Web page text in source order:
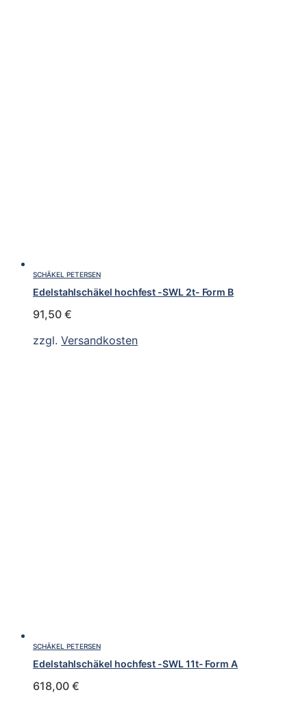
SCHÄKEL PETERSEN
Edelstahlschäkel hochfest -SWL 2t- Form B
91,50 €
zzgl. Versandkosten
SCHÄKEL PETERSEN
Edelstahlschäkel hochfest -SWL 11t- Form A
618,00 €